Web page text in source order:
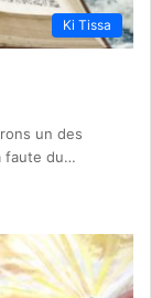
Ki Tissa
un des
faute du…